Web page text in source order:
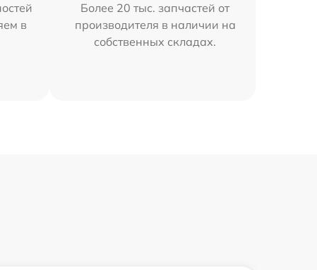
в
Более 20 тыс. запчастей от
производителя в наличии на
собственных складах.